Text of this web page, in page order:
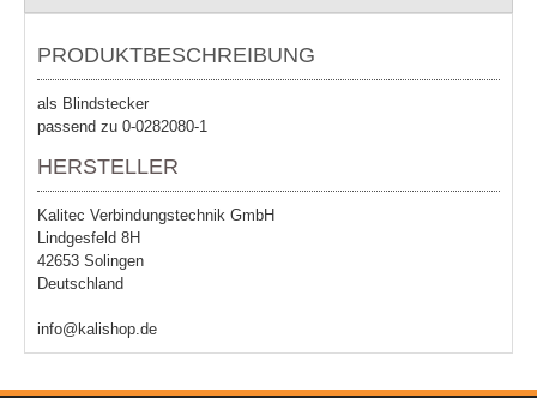
PRODUKTBESCHREIBUNG
als Blindstecker
passend zu 0-0282080-1
HERSTELLER
Kalitec Verbindungstechnik GmbH
Lindgesfeld 8H
42653 Solingen
Deutschland
info@kalishop.de